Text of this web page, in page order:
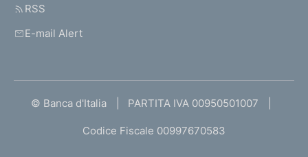
RSS
E-mail Alert
© Banca d'Italia PARTITA IVA 00950501007
Codice Fiscale 00997670583